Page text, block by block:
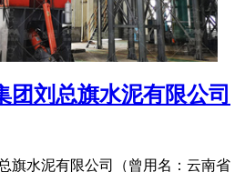
团刘总旗水泥有限公司
旗水泥有限公司（曾用名：云南省